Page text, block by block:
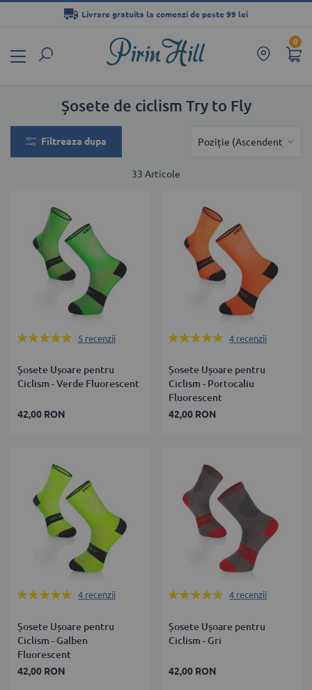
0
Livrare gratuita la comenzi de peste 99 lei
Conținut
Șosete de ciclism Try to Fly
Filtreaza dupa
33 Articole
Rating:
5 recenzii
Șosete Ușoare pentru
Ciclism - Verde Fluorescent
42,00 RON
Rating:
4 recenzii
Șosete Ușoare pentru
Ciclism - Portocaliu
Fluorescent
42,00 RON
Rating:
4 recenzii
Șosete Ușoare pentru
Ciclism - Galben
Fluorescent
42,00 RON
Rating:
4 recenzii
Șosete Ușoare pentru
Ciclism - Gri
42,00 RON